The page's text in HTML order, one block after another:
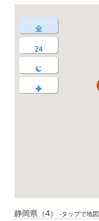
静岡県（4） -タップで地